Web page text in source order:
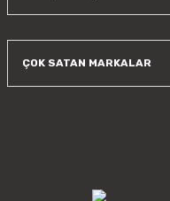
ÇOK SATAN MARKALAR